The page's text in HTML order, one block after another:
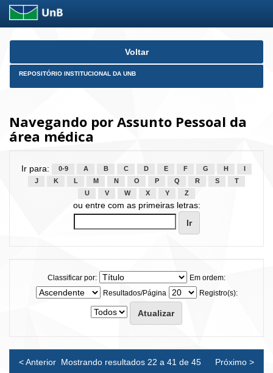
Skip
Voltar
REPOSITÓRIO INSTITUCIONAL DA UNB
Navegando por Assunto Pessoal da
área médica
Ir para: 0-9 A B C D E F G H
J
K L M N O P Q R S
T
U
V W X Y Z
ou entre com as primeiras letras:
Classificar por:
Em ordem:
Resultados/Página
Registro(s):
Mostrando resultados 22 a 41 de 45
< Anterior Próximo >